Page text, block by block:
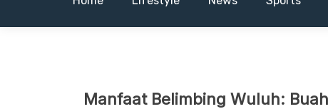
Manfaat Belimbing Wuluh: